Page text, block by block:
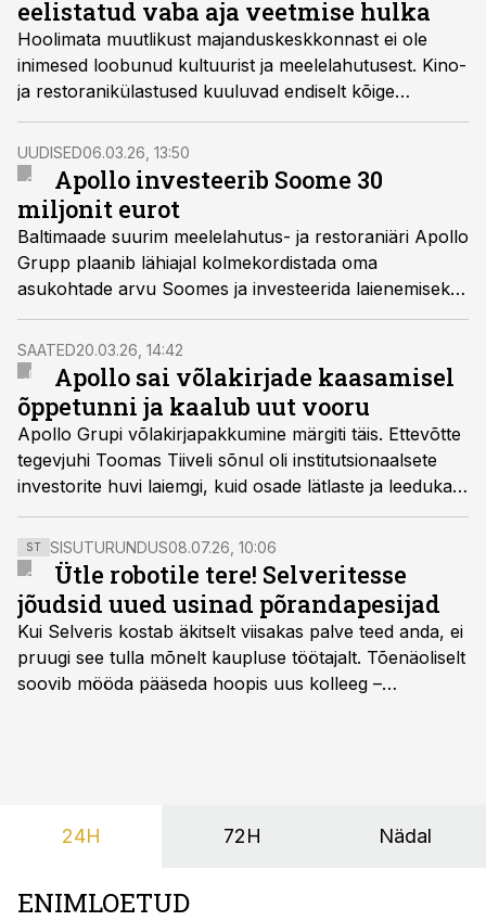
eelistatud vaba aja veetmise hulka
Hoolimata muutlikust majanduskeskkonnast ei ole
inimesed loobunud kultuurist ja meelelahutusest. Kino-
ja restoranikülastused kuuluvad endiselt kõige
levinumate vaba aja tegevuste hulka, selgus värskest
Norstati uuringust.
UUDISED06.03.26, 13:50
Apollo investeerib Soome 30
miljonit eurot
Baltimaade suurim meelelahutus- ja restoraniäri Apollo
Grupp plaanib lähiajal kolmekordistada oma
asukohtade arvu Soomes ja investeerida laienemiseks
30 miljonit eurot.
SAATED20.03.26, 14:42
Apollo sai võlakirjade kaasamisel
õppetunni ja kaalub uut vooru
Apollo Grupi võlakirjapakkumine märgiti täis. Ettevõtte
tegevjuhi Toomas Tiiveli sõnul oli institutsionaalsete
investorite huvi laiemgi, kuid osade lätlaste ja leedukate
jaoks jäi üllataval põhjusel märkimisperiood lühikeseks.
ST SISUTURUNDUS08.07.26, 10:06
Ütle robotile tere! Selveritesse
jõudsid uued usinad põrandapesijad
Kui Selveris kostab äkitselt viisakas palve teed anda, ei
pruugi see tulla mõnelt kaupluse töötajalt. Tõenäoliselt
soovib mööda pääseda hoopis uus kolleeg –
24H 72H Nädal
ENIMLOETUD